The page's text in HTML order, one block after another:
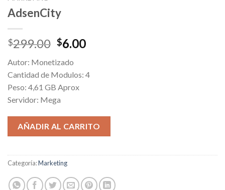
AdsenCity
$299.00 Original
was:
$299.00.
$6.00Current
$6.00.
Autor: Monetizado
Cantidad de Modulos: 4
Peso: 4,61 GB Aprox
Servidor: Mega
AÑADIR AL CARRITO
Categoría:Marketing